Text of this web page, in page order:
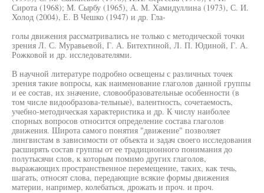
Сирота (1968); М. Сырбу (1965), А. М. Хамидуллина (1973), С. И.
Холод (2004), Е. В Чешко (1947) и др. Гла-
голы движения рассматривались не только с методической точки
зрения Л. С. Муравьевой, Г. А. Битехтиной, Л. П. Юдиной, Г. А.
Рожковой и др. исследователями.
В научной литературе подробно освещены с различных точек
зрения такие вопросы, как наименование глаголов данной группы
и ее состав, их значение, словообразовательные особенности (в
том числе видообразова-тельные), валентность, сочетаемость,
учебно-методическая характеристика и др. К числу наиболее
спорных вопросов относится определение состава глаголов
движения. Широта самого понятия "движение" позволяет
лингвистам в зависимости от объекта и задач своего исследования
расширять состав группы от ее традиционного понимания до
полутысячи слов, к которым помимо других глаголов,
выражающих пространственное перемещение, таких, как течь,
шагать, относят слова, передающие всякие формы движения
материи, например, колебаться, дрожать и проч. и проч.